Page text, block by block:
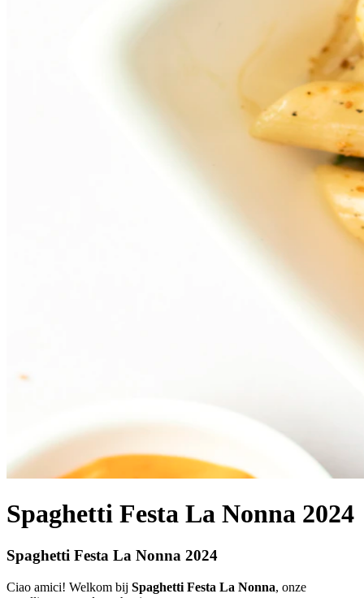
Spaghetti Festa La Nonna 2024
Spaghetti Festa La Nonna 2024
Ciao amici! Welkom bij Spaghetti Festa La Nonna, onze